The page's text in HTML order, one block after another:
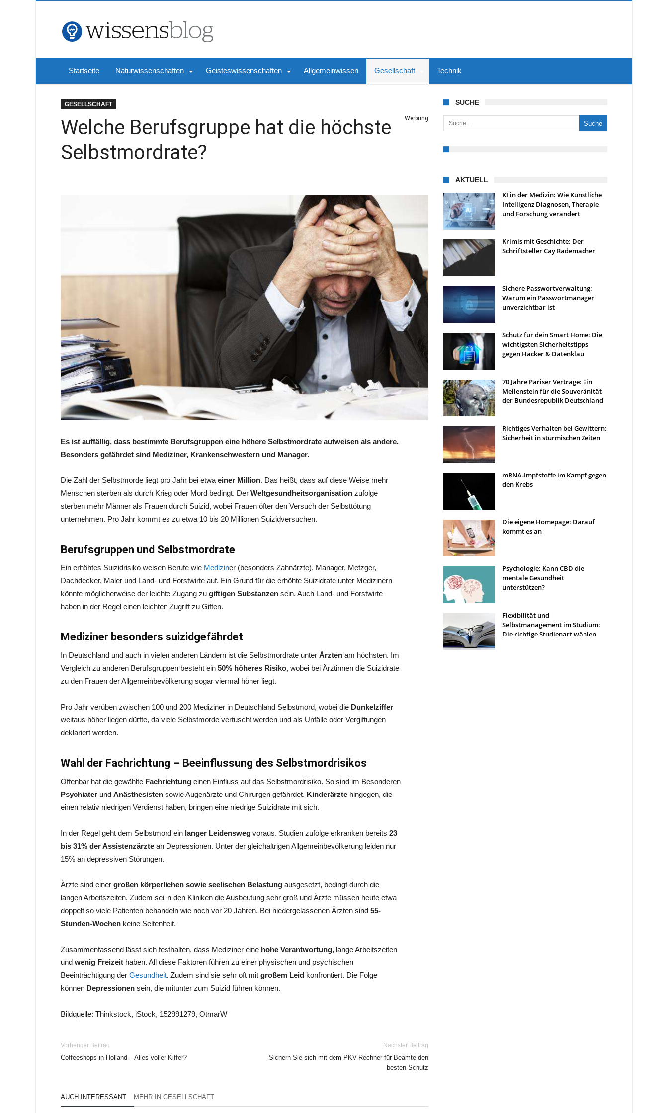
Startseite Naturwissenschaften Geisteswissenschaften Allgemeinwissen Gesellschaft Technik
GESELLSCHAFT
Welche Berufsgruppe hat die höchste
Selbstmordrate?
Werbung
Es ist auffällig, dass bestimmte Berufsgruppen eine höhere Selbstmordrate aufweisen als andere.
Besonders gefährdet sind Mediziner, Krankenschwestern und Manager.
Die Zahl der Selbstmorde liegt pro Jahr bei etwa einer Million. Das heißt, dass auf diese Weise mehr
Menschen sterben als durch Krieg oder Mord bedingt. Der Weltgesundheitsorganisation zufolge
sterben mehr Männer als Frauen durch Suizid, wobei Frauen öfter den Versuch der Selbsttötung
unternehmen. Pro Jahr kommt es zu etwa 10 bis 20 Millionen Suizidversuchen.
Berufsgruppen und Selbstmordrate
Ein erhöhtes Suizidrisiko weisen Berufe wie Mediziner (besonders Zahnärzte), Manager, Metzger,
Dachdecker, Maler und Land- und Forstwirte auf. Ein Grund für die erhöhte Suizidrate unter Medizinern
könnte möglicherweise der leichte Zugang zu giftigen Substanzen sein. Auch Land- und Forstwirte
haben in der Regel einen leichten Zugriff zu Giften.
Mediziner besonders suizidgefährdet
In Deutschland und auch in vielen anderen Ländern ist die Selbstmordrate unter Ärzten am höchsten. Im
Vergleich zu anderen Berufsgruppen besteht ein 50% höheres Risiko, wobei bei Ärztinnen die Suizidrate
zu den Frauen der Allgemeinbevölkerung sogar viermal höher liegt.
Pro Jahr verüben zwischen 100 und 200 Mediziner in Deutschland Selbstmord, wobei die Dunkelziffer
weitaus höher liegen dürfte, da viele Selbstmorde vertuscht werden und als Unfälle oder Vergiftungen
deklariert werden.
Wahl der Fachrichtung – Beeinflussung des Selbstmordrisikos
Offenbar hat die gewählte Fachrichtung einen Einfluss auf das Selbstmordrisiko. So sind im Besonderen
Psychiater und Anästhesisten sowie Augenärzte und Chirurgen gefährdet. Kinderärzte hingegen, die
einen relativ niedrigen Verdienst haben, bringen eine niedrige Suizidrate mit sich.
In der Regel geht dem Selbstmord ein langer Leidensweg voraus. Studien zufolge erkranken bereits 23
bis 31% der Assistenzärzte an Depressionen. Unter der gleichaltrigen Allgemeinbevölkerung leiden nur
15% an depressiven Störungen.
Ärzte sind einer großen körperlichen sowie seelischen Belastung ausgesetzt, bedingt durch die
langen Arbeitszeiten. Zudem sei in den Kliniken die Ausbeutung sehr groß und Ärzte müssen heute etwa
doppelt so viele Patienten behandeln wie noch vor 20 Jahren. Bei niedergelassenen Ärzten sind 55-
Stunden-Wochen keine Seltenheit.
Zusammenfassend lässt sich festhalten, dass Mediziner eine hohe Verantwortung, lange Arbeitszeiten
und wenig Freizeit haben. All diese Faktoren führen zu einer physischen und psychischen
Beeinträchtigung der Gesundheit. Zudem sind sie sehr oft mit großem Leid konfrontiert. Die Folge
können Depressionen sein, die mitunter zum Suizid führen können.
Bildquelle: Thinkstock, iStock, 152991279, OtmarW
Vorheriger Beitrag
Coffeeshops in Holland – Alles voller Kiffer?
Nächster Beitrag
Sichern Sie sich mit dem PKV-Rechner für Beamte den
besten Schutz
AUCH INTERESSANT MEHR IN GESELLSCHAFT
SUCHE
Suche nach:
AKTUELL
KI in der Medizin: Wie Künstliche
Intelligenz Diagnosen, Therapie
und Forschung verändert
Krimis mit Geschichte: Der
Schriftsteller Cay Rademacher
Sichere Passwortverwaltung:
Warum ein Passwortmanager
unverzichtbar ist
Schutz für dein Smart Home: Die
wichtigsten Sicherheitstipps
gegen Hacker & Datenklau
70 Jahre Pariser Verträge: Ein
Meilenstein für die Souveränität
der Bundesrepublik Deutschland
Richtiges Verhalten bei Gewittern:
Sicherheit in stürmischen Zeiten
mRNA-Impfstoffe im Kampf gegen
den Krebs
Die eigene Homepage: Darauf
kommt es an
Psychologie: Kann CBD die
mentale Gesundheit
unterstützen?
Flexibilität und
Selbstmanagement im Studium:
Die richtige Studienart wählen